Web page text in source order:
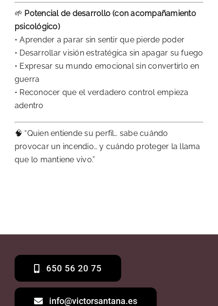
🌱 Potencial de desarrollo (con acompañamiento
psicológico)
• Aprender a parar sin sentir que pierde poder
• Desarrollar visión estratégica sin apagar su fuego
• Expresar su mundo emocional sin convertirlo en
guerra
• Reconocer que el verdadero control empieza
adentro
🧠 “Quien entiende su perfil… sabe cuándo
provocar un incendio… y cuándo proteger la llama
que lo mantiene vivo.”
650 56 20 75
info@victorsantana.es